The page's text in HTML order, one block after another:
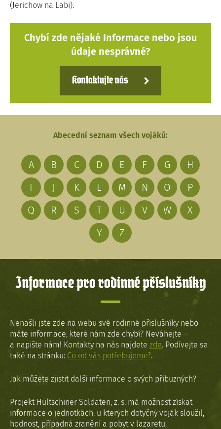
(Jerichow na Labi).
Chybí zde nějaké Informace nebo jsou
údaje nesprávné?
Kontaktujte nás
Abecední seznam všech vojáků:
A B C D E F G
H
I
J K L M N O
P
Q
R S T U V W
X
Y
Z
Informace pro rodinné příslušníky
Nenašli jste zde na webu své rodinné příslušníky nebo
máte informace, které nám zde chybí? Neváhejte
a napište nám! Kontakty na nás najdete zde. Podívejte se
také na stránku: Co od vás potřebujeme?.
Jak můžete zjistit další informace o svých příbuzných?
Projekt Hultschiner-Soldaten, z. s. má možnost získat
informace o jednotkách, u kterých dotyčný voják sloužil,
hodnost, případná zranění a pobyt v lazaretu,